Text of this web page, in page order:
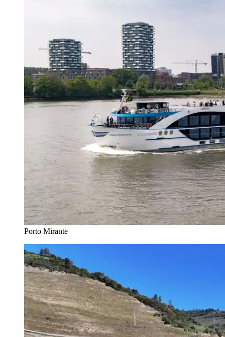
Porto Mirante